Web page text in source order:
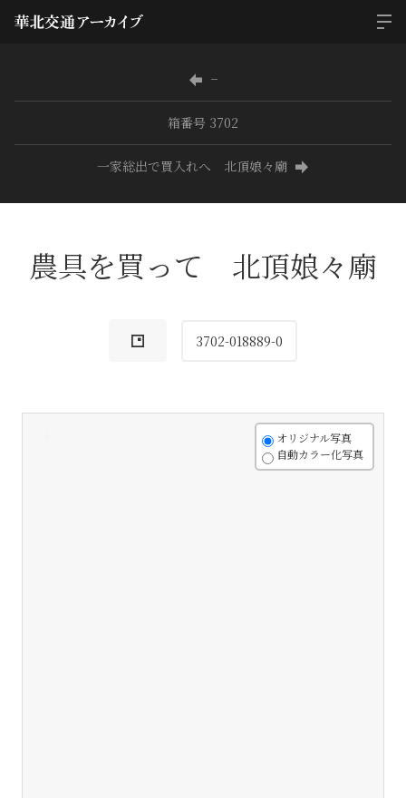
−
箱番号 3702
一家総出で買入れへ 北頂娘々廟
農具を買って 北頂娘々廟
3702-018889-0
オリジナル写真
自動カラー化写真